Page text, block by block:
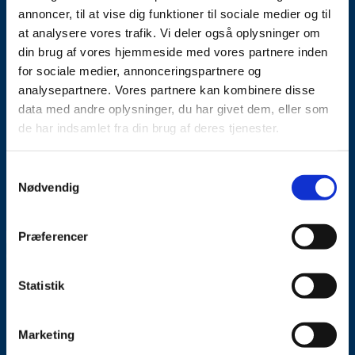
annoncer, til at vise dig funktioner til sociale medier og til
at analysere vores trafik. Vi deler også oplysninger om
din brug af vores hjemmeside med vores partnere inden
for sociale medier, annonceringspartnere og
analysepartnere. Vores partnere kan kombinere disse
data med andre oplysninger, du har givet dem, eller som
de har indsamlet fra din brug af deres tjenester.
Nødvendig
Præferencer
Statistik
Marketing